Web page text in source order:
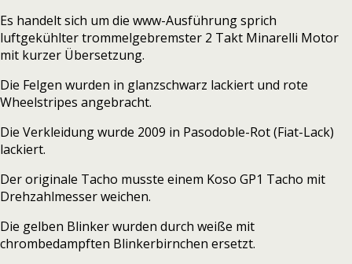
Es handelt sich um die www-Ausführung sprich
luftgekühlter trommelgebremster 2 Takt Minarelli Motor
mit kurzer Übersetzung.
Die Felgen wurden in glanzschwarz lackiert und rote
Wheelstripes angebracht.
Die Verkleidung wurde 2009 in Pasodoble-Rot (Fiat-Lack)
lackiert.
Der originale Tacho musste einem Koso GP1 Tacho mit
Drehzahlmesser weichen.
Die gelben Blinker wurden durch weiße mit
chrombedampften Blinkerbirnchen ersetzt.